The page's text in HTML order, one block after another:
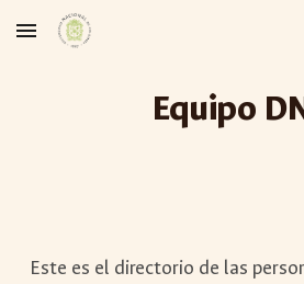
Skip to main content
Equipo
Este es el directorio de las